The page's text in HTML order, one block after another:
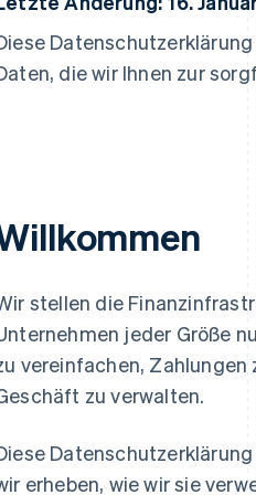
die wir Ihnen zur
stellen die
jeder Größe
vereinfachen, Zahlungen
zu verwalten.
erheben, wie wir sie